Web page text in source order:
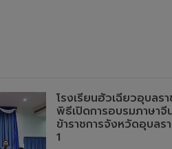
โรงเรียนฮั่วเฉียวอุบลร
พิธีเปิดการอบรมภาษาจี
ข้าราชการจังหวัดอุบลร
1